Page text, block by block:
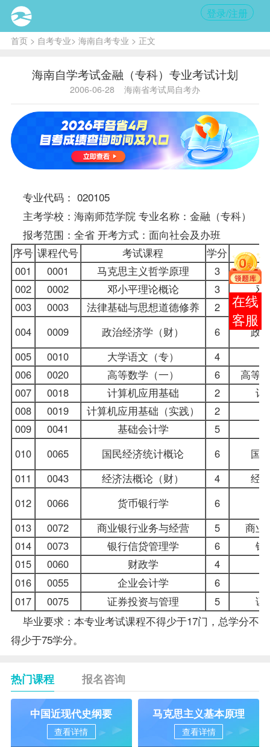
登录/注册
首页> 自考专业> 海南自考专业 > 正文
海南自学考试金融（专科）专业考试计划
2006-06-28 海南省考试局自考办
专业代码： 020105
主考学校：海南师范学院 专业名称： 金融（专科）
报考范围：全省 开考方式：面向社会及办班
序号 课程代号 考试课程
学分
001
0001 马克思主义哲学原理 3
马克
002
0002 邓小平理论概论 3
邓
003
0003 法律基础与思想道德修养 2
法律基
004
0009 政治经济学（财） 6
政
005
0010 大学语文 （专）
4
006
0020 高等数学（一） 6
高等
007
0018 计算机应用基础 2
计
008
0019 计算机应用基础（实践）
2
009
0041 基础会计学 5
010
0065 国民经济统计概论 6
国
011
0043 经济法概论 （财） 4
经
012
0066 货币银行学 6
013
0072 商业银行业务与经营 5
商业
014
0073 银行信贷管理学 6
银
015
0060 财政学
4
016
0055 企业会计学 6
017
0075 证券投资与管理 5 证
毕业要求：本专业考试课程不得少于17门，总学分不
得少于75学分。
热门课程 报名咨询
中国近现代史纲要
查看详情
马克思主义基本原理
查看详情
报考
咨询